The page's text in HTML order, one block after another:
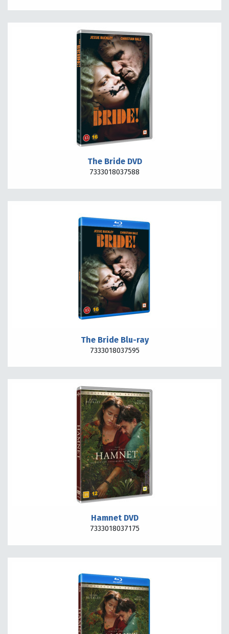
The Bride DVD
7333018037588
The Bride Blu-ray
7333018037595
Hamnet DVD
7333018037175